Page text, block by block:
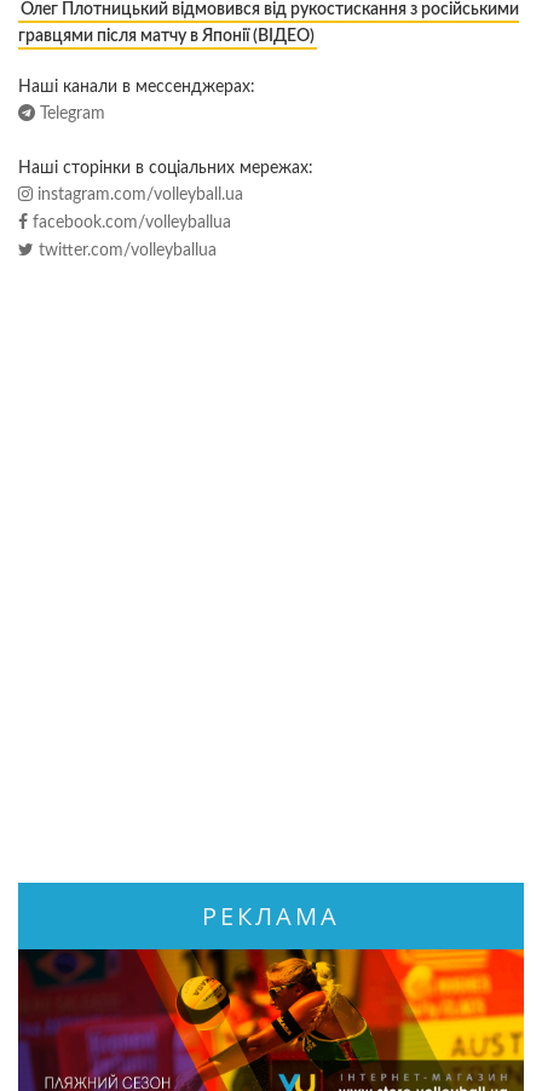
Олег Плотницький відмовився від рукостискання з російськими
гравцями після матчу в Японії (ВІДЕО)
Наші канали в мессенджерах:
Telegram
Наші сторінки в соціальних мережах:
instagram.com/volleyball.ua
facebook.com/volleyballua
twitter.com/volleyballua
РЕКЛАМА